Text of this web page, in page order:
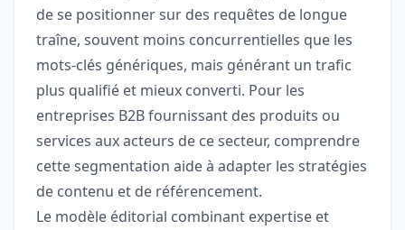
de se positionner sur des requêtes de longue
traîne, souvent moins concurrentielles que les
mots-clés génériques, mais générant un trafic
plus qualifié et mieux converti. Pour les
entreprises B2B fournissant des produits ou
services aux acteurs de ce secteur, comprendre
cette segmentation aide à adapter les stratégies
de contenu et de référencement.
Le modèle éditorial combinant expertise et